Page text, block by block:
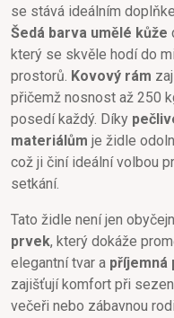
se stává ideálním
Šedá barva umělé kůže
který se skvěle hodí do
prostorů. Kovový rám
přičemž nosnost až 250
posedí každý. Díky
materiálům je židle
což ji činí ideální volbou
setkání.
Tato židle není jen
prvek, který dokáže
elegantní tvar a příjemná
zajišťují komfort při
večeři nebo zábavnou